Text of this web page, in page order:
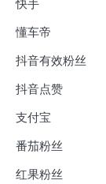
快手
懂车帝
抖音有效粉丝
抖音点赞
支付宝
番茄粉丝
红果粉丝